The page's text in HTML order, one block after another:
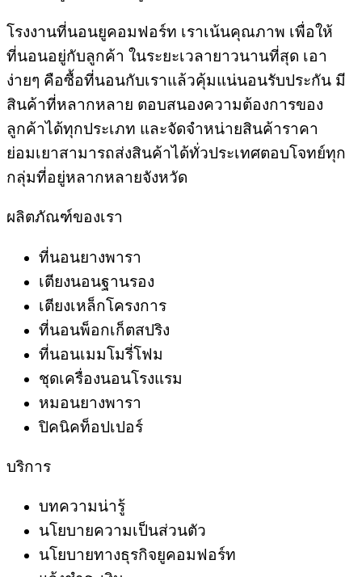
โรงงานที่นอนยูคอมฟอร์ท เราเน้นคุณภาพ เพื่อให้
ที่นอนอยู่กับลูกค้า ในระยะเวลายาวนานที่สุด เอา
ง่ายๆ คือซื้อที่นอนกับเราแล้วคุ้มแน่นอนรับประกัน มี
สินค้าที่หลากหลาย ตอบสนองความต้องการของ
ลูกค้าได้ทุกประเภท และจัดจำหน่ายสินค้าราคา
ย่อมเยาสามารถส่งสินค้าได้ทั่วประเทศตอบโจทย์ทุก
กลุ่มที่อยู่หลากหลายจังหวัด
ผลิตภัณฑ์ของเรา
ที่นอนยางพารา
เตียงนอนฐานรอง
เตียงเหล็กโครงการ
ที่นอนพ็อกเก็ตสปริง
ที่นอนเมมโมรี่โฟม
ชุดเครื่องนอนโรงแรม
หมอนยางพารา
ปิคนิคท็อปเปอร์
บริการ
บทความน่ารู้
นโยบายความเป็นส่วนตัว
นโยบายทางธุรกิจยูคอมฟอร์ท